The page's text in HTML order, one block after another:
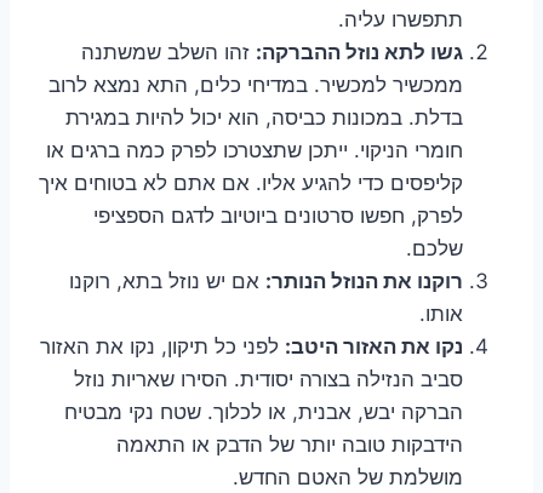
תתפשרו עליה.
גשו לתא נוזל ההברקה: זהו השלב שמשתנה
ממכשיר למכשיר. במדיחי כלים, התא נמצא לרוב
בדלת. במכונות כביסה, הוא יכול להיות במגירת
חומרי הניקוי. ייתכן שתצטרכו לפרק כמה ברגים או
קליפסים כדי להגיע אליו. אם אתם לא בטוחים איך
לפרק, חפשו סרטונים ביוטיוב לדגם הספציפי
שלכם.
רוקנו את הנוזל הנותר: אם יש נוזל בתא, רוקנו
אותו.
נקו את האזור היטב: לפני כל תיקון, נקו את האזור
סביב הנזילה בצורה יסודית. הסירו שאריות נוזל
הברקה יבש, אבנית, או לכלוך. שטח נקי מבטיח
הידבקות טובה יותר של הדבק או התאמה
מושלמת של האטם החדש.